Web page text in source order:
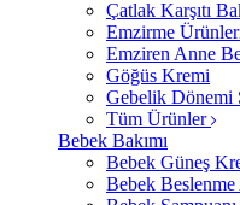
Çatlak Karşıtı
Emzirme
Emziren Anne
Göğüs Kremi
Gebelik Dönemi
Tüm Ürünler
Bebek Bakımı
Bebek Güneş
Bebek Beslenme